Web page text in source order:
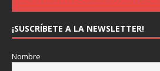
¡SUSCRÍBETE A LA NEWSLETTER!
Nombre